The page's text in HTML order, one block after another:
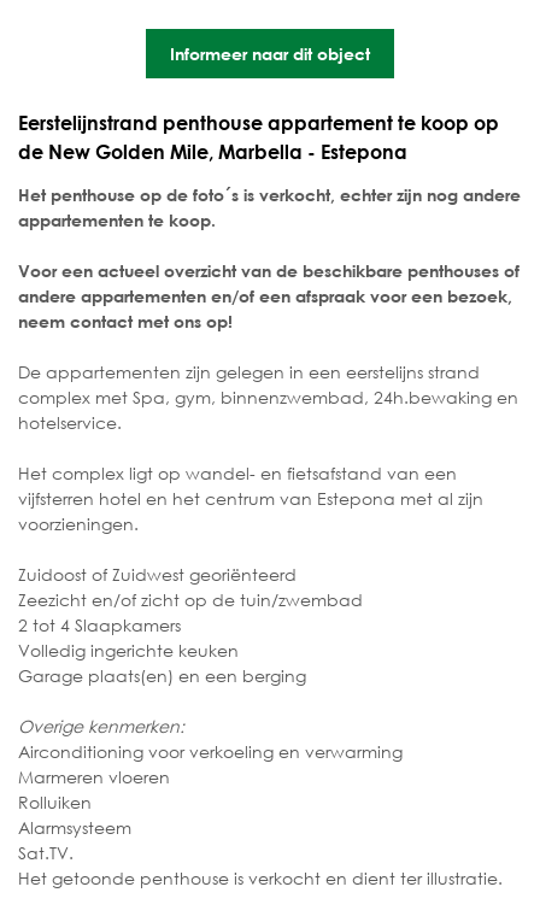
Informeer naar dit object
Eerstelijnstrand penthouse appartement te koop op
de New Golden Mile, Marbella - Estepona
Het penthouse op de foto´s is verkocht, echter zijn nog andere
appartementen te koop.
Voor een actueel overzicht van de beschikbare penthouses of
andere appartementen en/of een afspraak voor een bezoek,
neem contact met ons op!
De appartementen zijn gelegen in een eerstelijns strand
complex met Spa, gym, binnenzwembad, 24h.bewaking en
hotelservice.
Het complex ligt op wandel- en fietsafstand van een
vijfsterren hotel en het centrum van Estepona met al zijn
voorzieningen.
Zuidoost of Zuidwest georiënteerd
Zeezicht en/of zicht op de tuin/zwembad
2 tot 4 Slaapkamers
Volledig ingerichte keuken
Garage plaats(en) en een berging
Overige kenmerken:
Airconditioning voor verkoeling en verwarming
Marmeren vloeren
Rolluiken
Alarmsysteem
Sat.TV.
Het getoonde penthouse is verkocht en dient ter illustratie.